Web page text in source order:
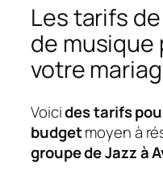
Les tarifs
de musique
votre
Voicides tarifs
budgetmoyen à
groupe de Jazz à